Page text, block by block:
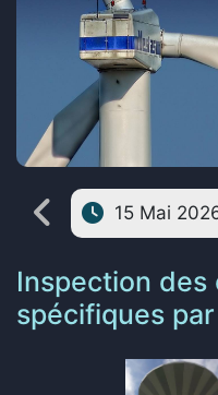
15 Mai
Inspection des
spécifiques